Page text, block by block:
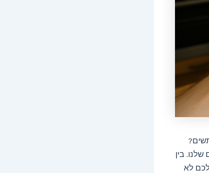
בין
לא